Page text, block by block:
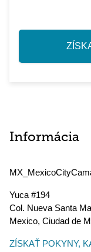
Informácia
Yuca #194
Col. Nueva Santa
Mexico, Ciudad de
ZÍSKAŤ POKYNY,